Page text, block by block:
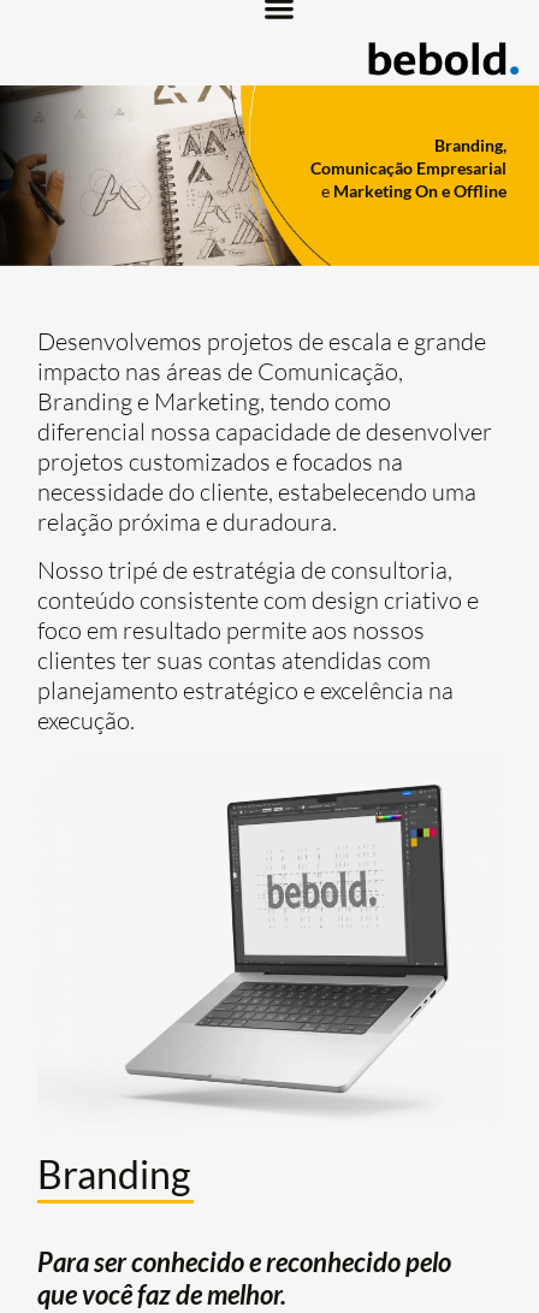
Branding,
Comunicação Empresarial
e Marketing On e Offline
Desenvolvemos projetos de escala e grande
impacto nas áreas de Comunicação,
Branding e Marketing, tendo como
diferencial nossa capacidade de desenvolver
projetos customizados e focados na
necessidade do cliente, estabelecendo uma
relação próxima e duradoura.
Nosso tripé de estratégia de consultoria,
conteúdo consistente com design criativo e
foco em resultado permite aos nossos
clientes ter suas contas atendidas com
planejamento estratégico e excelência na
execução.
Branding
Para ser conhecido e reconhecido pelo
que você faz de melhor.